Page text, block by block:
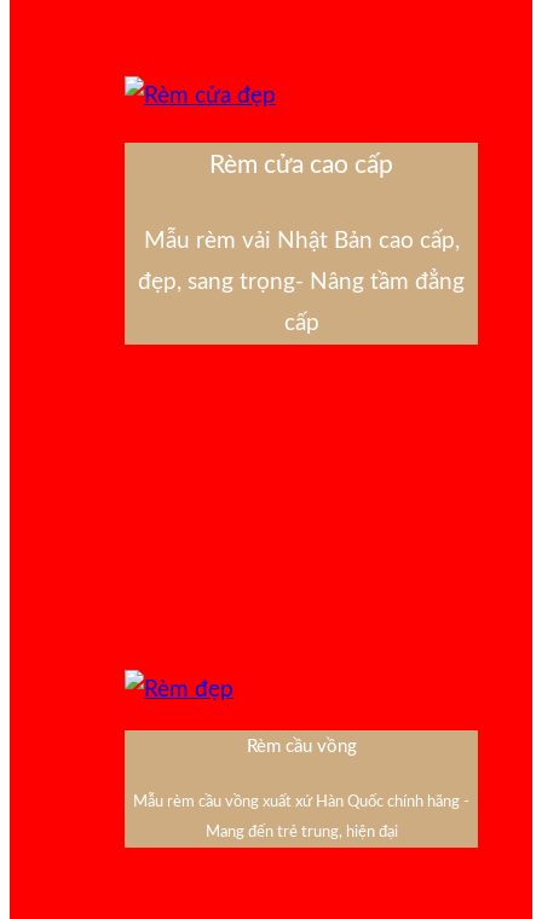
Rèm cửa cao cấp
Mẫu rèm vải Nhật Bản cao cấp,
đẹp, sang trọng- Nâng tầm đẳng
cấp
Rèm cầu vồng
Mẫu rèm cầu vồng xuất xứ Hàn Quốc chính hãng -
Mang đến trẻ trung, hiện đại